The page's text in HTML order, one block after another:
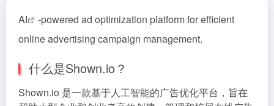
AI
-powered ad optimization platform for efficient
online advertising campaign management.
什么是Shown.io？
Shown.io 是一款基于人工智能的广告优化平台，旨在